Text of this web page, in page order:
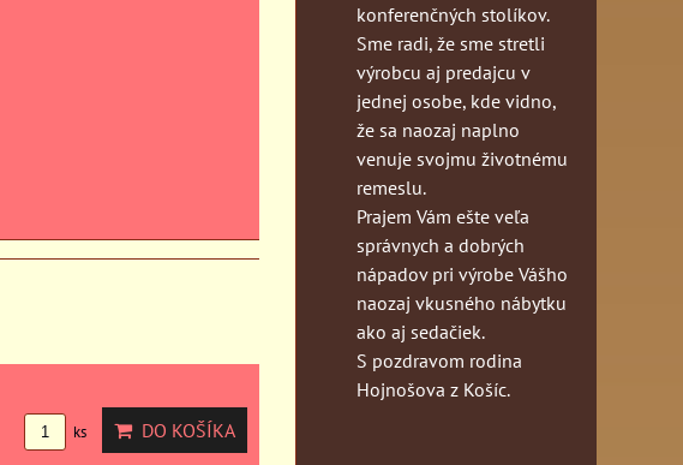
ks DO KOŠÍKA
konferenčných stolíkov.
Sme radi, že sme stretli
výrobcu aj predajcu v
jednej osobe, kde vidno,
že sa naozaj naplno
venuje svojmu životnému
remeslu.
Prajem Vám ešte veľa
správnych a dobrých
nápadov pri výrobe Vášho
naozaj vkusného nábytku
ako aj sedačiek.
S pozdravom rodina
Hojnošova z Košíc.